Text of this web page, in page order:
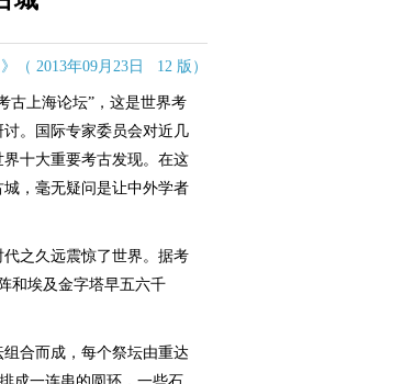
（ 2013年09月23日 12 版）
上海论坛”，这是世界考
。国际专家委员会对近几
十大重要考古发现。在这
，毫无疑问是让中外学者
之久远震惊了世界。据考
和埃及金字塔早五六千
合而成，每个祭坛由重达